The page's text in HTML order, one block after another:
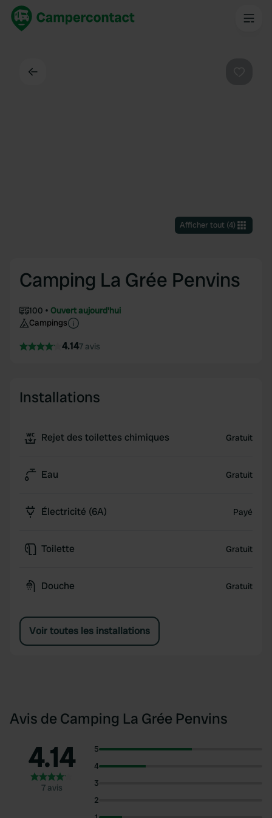
Afficher tout(4)
Camping La Grée Penvins
100
Ouvert aujourd'hui
Campings
4.147 avis
Installations
Rejet des toilettes chimiques Gratuit
Eau Gratuit
Électricité (6A) Payé
Toilette Gratuit
Douche Gratuit
Voir toutes les installations
Avis de Camping La Grée Penvins
4.14
7 avis
5
4
3
2